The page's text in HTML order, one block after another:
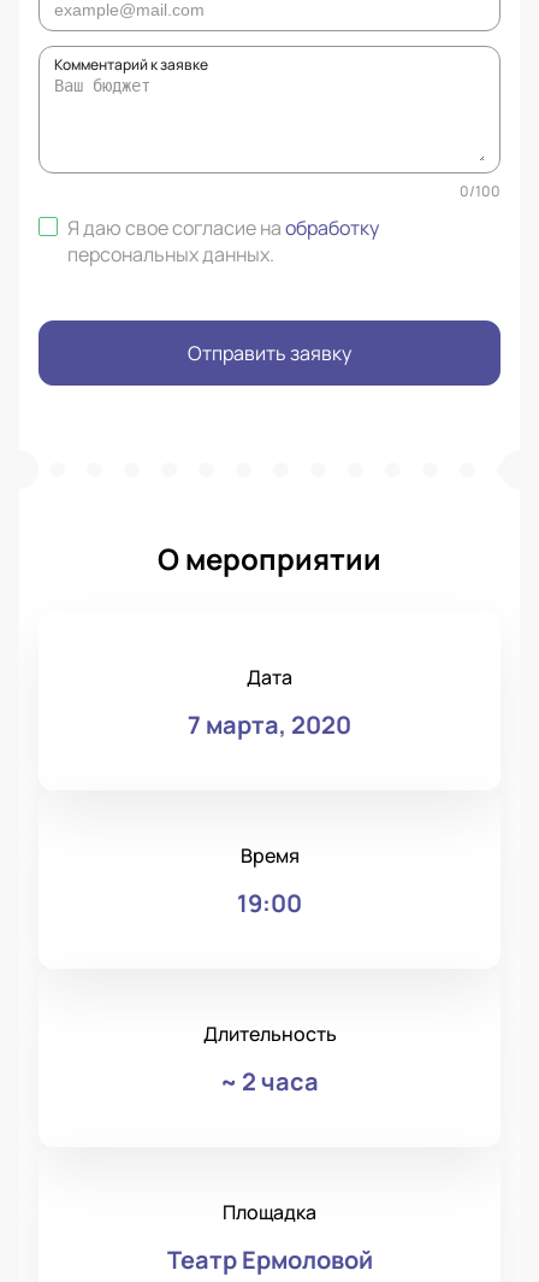
Комментарий к заявке
0/100
Я даю свое согласие наобработку
персональных данных.
Отправить заявку
О мероприятии
Дата
7 марта, 2020
Время
19:00
Длительность
~ 2 часа
Площадка
Театр Ермоловой